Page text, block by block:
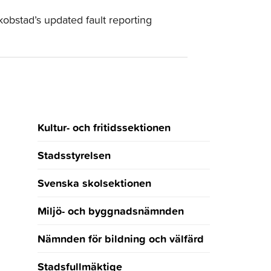
updated fault reporting
Kultur- och fritidssektionen
Stadsstyrelsen
Svenska skolsektionen
Miljö- och byggnadsnämnden
Nämnden för bildning och välfärd
Stadsfullmäktige